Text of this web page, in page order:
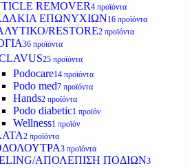
REMOVER4 προϊόντα
ΕΠΩΝΥΧΙΩΝ16 προϊόντα
RESTORE2 προϊόντα
36 προϊόντα
25 προϊόντα
Podocare14 προϊόντα
Podo med7 προϊόντα
Hands2 προϊόντα
Podo diabetic1 προϊόν
Wellness1 προϊόν
2 προϊόντα
3 προϊόντα
ΑΠΟΛΕΠΙΣΗ ΠΟΔΙΩΝ3